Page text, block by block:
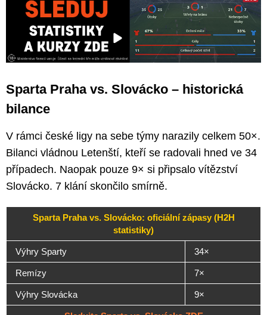
Sparta Praha vs. Slovácko – historická
bilance
V rámci české ligy na sebe týmy narazily celkem 50×.
Bilanci vládnou Letenští, kteří se radovali hned ve 34
případech. Naopak pouze 9× si připsalo vítězství
Slovácko. 7 klání skončilo smírně.
Sparta Praha vs. Slovácko: oficiální zápasy (H2H
statistiky)
Výhry Sparty 34×
Remízy 7×
Výhry Slovácka 9×